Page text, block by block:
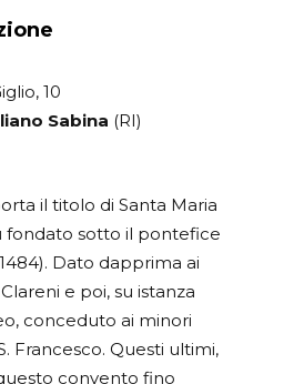
10
Sabina (RI)
il titolo di Santa Maria
fondato sotto il pontefice
1484). Dato dapprima ai
e poi, su istanza
conceduto ai minori
Francesco. Questi ultimi,
convento fino